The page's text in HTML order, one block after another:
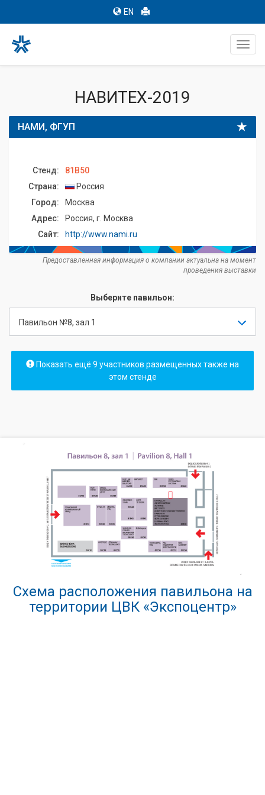
EN
НАВИТЕХ-2019
НАМИ, ФГУП
Стенд:
81B50
Страна:
Россия
Город:
Москва
Адрес:
Россия, г. Москва
Сайт:
http://www.nami.ru
Предоставленная информация о компании актуальна на момент
проведения выставки
Выберите павильон:
Павильон №8, зал 1
Показать ещё 9 участников размещенных также на
этом стенде
Схема расположения павильона на
территории ЦВК «Экспоцентр»